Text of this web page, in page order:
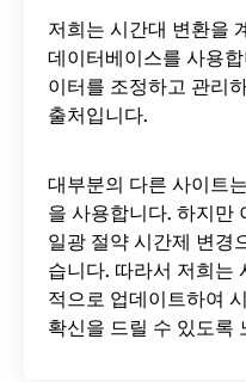
저희는 시간대 변환을
데이터베이스를 사용
이터를 조정하고 관리
출처입니다.
대부분의 다른 사이트
을 사용합니다. 하지만
일광 절약 시간제 변경
습니다. 따라서 저희는
적으로 업데이트하여
확신을 드릴 수 있도록